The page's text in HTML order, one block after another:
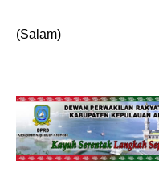
(Salam)